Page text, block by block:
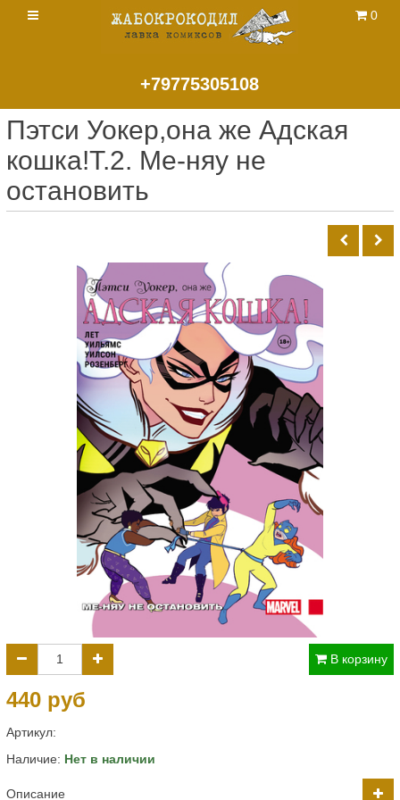
+79775305108
0
Пэтси Уокер,она же Адская
кошка!Т.2. Ме-няу не
остановить
В корзину
440 руб
Артикул:
Наличие: Нет в наличии
Описание